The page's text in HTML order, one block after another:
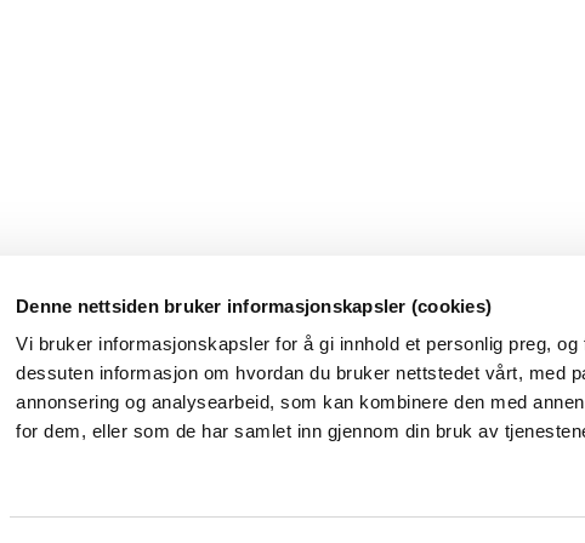
Denne nettsiden bruker informasjonskapsler (cookies)
Vi bruker informasjonskapsler for å gi innhold et personlig preg,
dessuten informasjon om hvordan du bruker nettstedet vårt, med
annonsering og analysearbeid, som kan kombinere den med
for dem, eller som de har samlet inn gjennom din bruk av
på eget ansvar. Det kan forekomme feil og mangler. Varselet er et
med Statens vegvesen og Meteorologisk institutt.